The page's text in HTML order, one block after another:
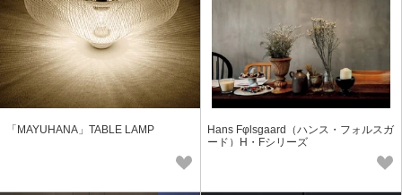
「MAYUHANA」TABLE LAMP
Hans Fφlsgaard（ハンス・フォルスガ
ード）H・Fシリーズ